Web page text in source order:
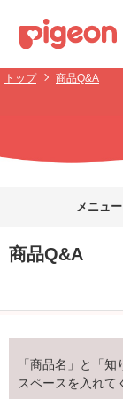
トップ 商品Q&A
メニュー
商品Q&A
「商品名」と「
スペースを入れて